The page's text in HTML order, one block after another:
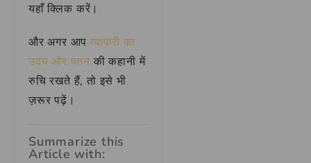
यहाँ क्लिक करें।
और अगर आपव्यापारी का
उदय और पतन की कहानी में
रुचि रखते हैं, तो इसे भी
ज़रूर पढ़ें।
Summarize this
Article with: